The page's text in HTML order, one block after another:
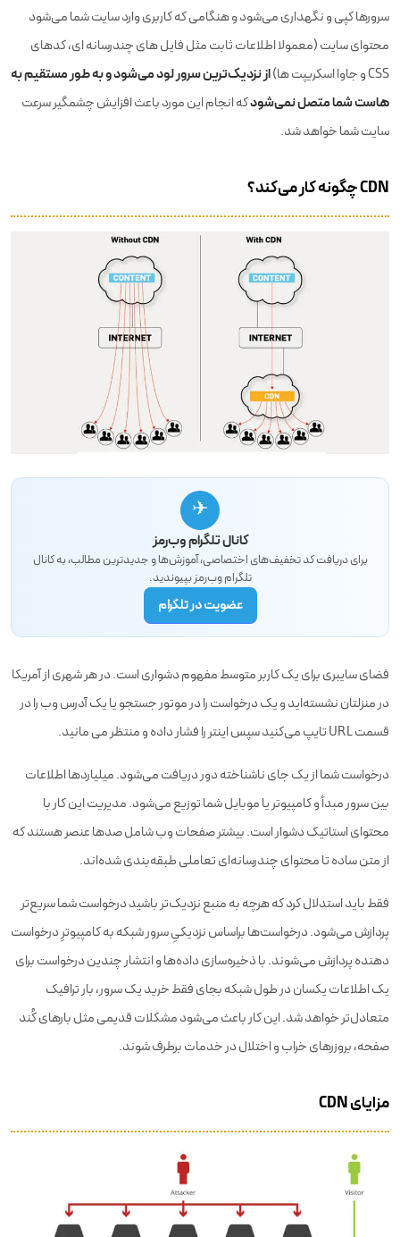
سرورها کپی و نگهداری می‌شود و هنگامی که کاربری وارد سایت شما می‌شود
محتوای سایت (معمولا اطلاعات ثابت مثل فایل های چندرسانه ای، کدهای
CSS و جاوا اسکریپت ها)
از نزدیک‌ترین سرور لود می‌شود و به طور مستقیم به
هاست شما متصل نمی‌شودکه انجام این مورد باعث افزایش چشمگیر سرعت
سایت شما خواهد شد.
CDN چگونه کار می‌کند؟
✈
کانال تلگرام وب‌رمز
برای دریافت کد تخفیف‌های اختصاصی، آموزش‌ها و جدیدترین مطالب، به کانال
تلگرام وب‌رمز بپیوندید.
عضویت در تلگرام
فضای سایبری برای یک کاربر متوسط مفهوم دشواری است. در هر شهری از آمریکا
در منزلتان نشسته‌اید و یک درخواست را در موتور جستجو یا یک آدرس وب را در
قسمت URL تایپ می‌کنید سپس اینتر را فشار داده و منتظر می مانید.
درخواست شما از یک جای ناشناخته دور دریافت می‌شود. میلیاردها اطلاعات
بین سرور مبدأ و کامپیوتر یا موبایل شما توزیع می‌شود. مدیریت این کار با
محتوای استاتیک دشوار است. بیشتر صفحات وب شامل صدها عنصر هستند که
از متن ساده تا محتوای چندرسانه‌ای تعاملی طبقه‌بندی شده‌اند.
فقط باید استدلال کرد که هرچه به منبع نزدیک‌تر باشید درخواست شما سریع‌تر
پردازش می‌شود. درخواست‌ها براساس نزدیکیِ سرور شبکه به کامپیوترِ درخواست
دهنده پردازش می‌شوند. با ذخیره‌سازی داده‌ها و انتشار چندین درخواست برای
یک اطلاعات یکسان در طول شبکه بجای فقط خرید یک سرور، بار ترافیک
متعادل‌تر خواهد شد. این کار باعث می‌شود مشکلات قدیمی مثل بارهای کُند
صفحه، بروزرهای خراب و اختلال در خدمات برطرف شوند.
مزایای CDN